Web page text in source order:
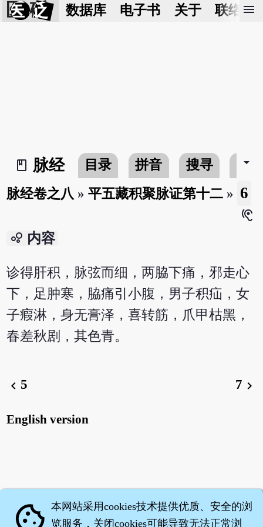
医 砭 数据库 电子书 关于 联络我
menu
book_2
脉经 目录 拼音 搜寻 书介
arrow_drop_down
脉经卷之八 »平五藏积聚脉证第十二 » 6
hearing
bubble_chart 内容
诊得肝积，脉弦而细，两脇下痛，邪走心
下，足肿寒，脇痛引小腹，男子积疝，女
子瘕淋，身无膏泽，喜转筋，爪甲枯黑，
春差秋剧，其色青。
chevron_left 5 7 chevron_right
English version
cookie 本网站采用cookies技术提供优质、安全的浏
览服务，关闭cookies可能导致无法正常浏